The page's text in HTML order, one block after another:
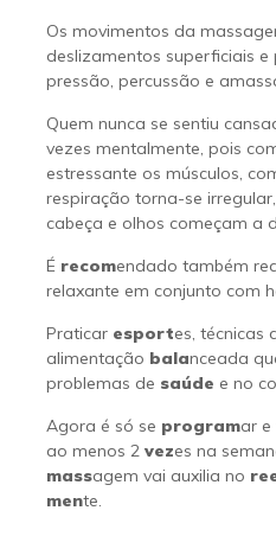
Os movimentos da
deslizamentos superficiais
pressão, percussão e
Quem nunca se sentiu
vezes mentalmente, pois
estressante os músculos,
respiração torna-se
cabeça e olhos começam a
É recomendado também
relaxante em conjunto com
Praticar esportes, técnicas
alimentação balanceada
problemas de saúde e no
Agora é só se programar e
ao menos 2 vezes na
massagem vai auxilia no
mente.